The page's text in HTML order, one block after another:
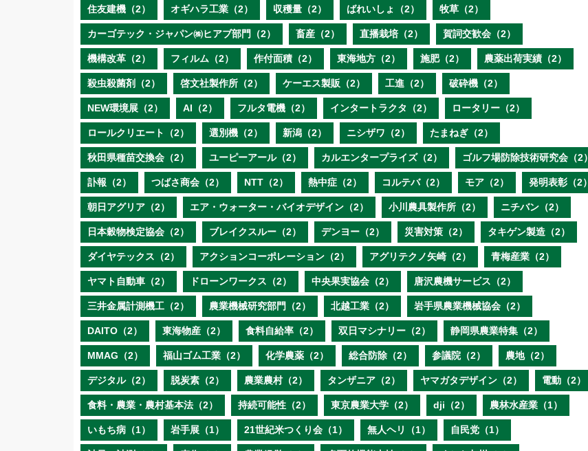
住友建機（2） オギハラ工業（2） 収穫量（2） ばれいしょ（2） 牧草（2）
カーゴテック・ジャパン㈱ヒアブ部門（2） 畜産（2） 直播栽培（2） 賀詞交歓会（2）
機構改革（2） フィルム（2） 作付面積（2） 東海地方（2） 施肥（2） 農薬出荷実績（2）
殺虫殺菌剤（2） 啓文社製作所（2） ケーエス製販（2） 工進（2） 破砕機（2）
NEW環境展（2） AI（2） フルタ電機（2） インタートラクタ（2） ロータリー（2）
ロールクリエート（2） 選別機（2） 新潟（2） ニシザワ（2） たまねぎ（2）
秋田県種苗交換会（2） ユーピーアール（2） カルエンタープライズ（2） ゴルフ場防除技術研究会（2）
訃報（2） つばさ商会（2） NTT（2） 熱中症（2） コルテバ（2） モア（2） 発明表彰（2）
朝日アグリア（2） エア・ウォーター・バイオデザイン（2） 小川農具製作所（2） ニチバン（2）
日本穀物検定協会（2） ブレイクスルー（2） デンヨー（2） 災害対策（2） タキゲン製造（2）
ダイヤテックス（2） アクションコーポレーション（2） アグリテクノ矢崎（2） 青梅産業（2）
ヤマト自動車（2） ドローンワークス（2） 中央果実協会（2） 唐沢農機サービス（2）
三井金属計測機工（2） 農業機械研究部門（2） 北越工業（2） 岩手県農業機械協会（2）
DAITO（2） 東海物産（2） 食料自給率（2） 双日マシナリー（2） 静岡県農業特集（2）
MMAG（2） 福山ゴム工業（2） 化学農薬（2） 総合防除（2） 参議院（2） 農地（2）
デジタル（2） 脱炭素（2） 農業農村（2） タンザニア（2） ヤマガタデザイン（2） 電動（2）
食料・農業・農村基本法（2） 持続可能性（2） 東京農業大学（2） dji（2） 農林水産業（1）
いもち病（1） 岩手展（1） 21世紀米つくり会（1） 無人ヘリ（1） 自民党（1）